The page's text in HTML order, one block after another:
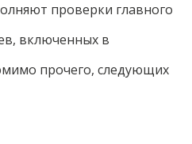
проверки главного
включенных в
прочего, следующих